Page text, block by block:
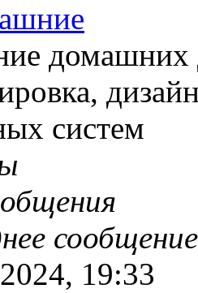
домашних
систем
сообщение
19:33